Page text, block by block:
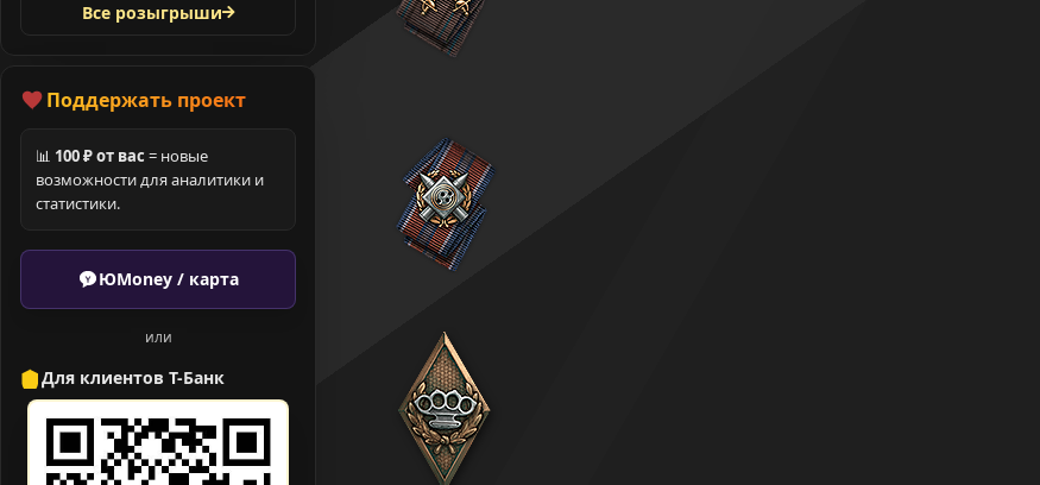
Все розыгрыши
Поддержать проект
📊 100 ₽ от вас = новые
возможности для аналитики и
статистики.
ЮMoney / карта
или
Для клиентов Т-Банк